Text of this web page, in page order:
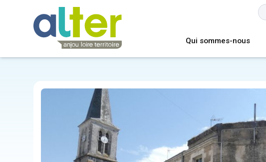
Qui sommes-nous